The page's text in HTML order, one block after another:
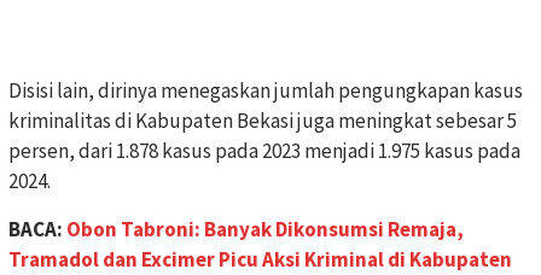
Disisi lain, dirinya menegaskan jumlah pengungkapan kasus
kriminalitas di Kabupaten Bekasi juga meningkat sebesar 5
persen, dari 1.878 kasus pada 2023 menjadi 1.975 kasus pada
2024.
BACA: Obon Tabroni: Banyak Dikonsumsi Remaja,
Tramadol dan Excimer Picu Aksi Kriminal di Kabupaten